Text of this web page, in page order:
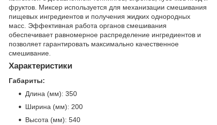
фруктов. Миксер используется для механизации смешивания
пищевых ингредиентов и получения жидких однородных
масс. Эффективная работа органов смешивания
обеспечивает равномерное распределение ингредиентов и
позволяет гарантировать максимально качественное
смешивание.
Характеристики
Габариты:
Длина (мм): 350
Ширина (мм): 200
Высота (мм): 540